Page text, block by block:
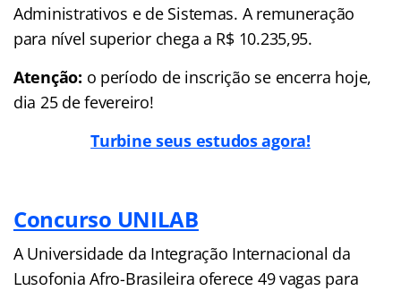
Administrativos e de Sistemas. A remuneração
para nível superior chega a R$ 10.235,95.
Atenção: o período de inscrição se encerra hoje,
dia 25 de fevereiro!
Turbine seus estudos agora!
Concurso UNILAB
A Universidade da Integração Internacional da
Lusofonia Afro-Brasileira oferece 49 vagas para